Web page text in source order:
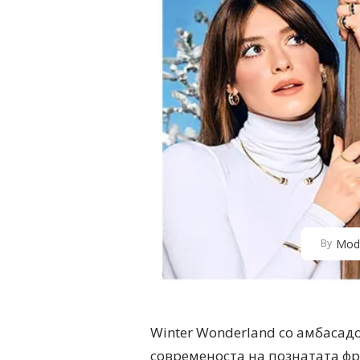
By
Winter Wonderland со
современоста на познатата